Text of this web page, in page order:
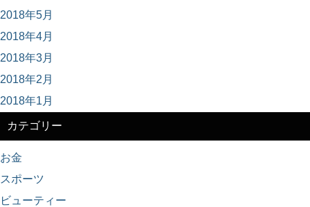
2018年5月
2018年4月
2018年3月
2018年2月
2018年1月
カテゴリー
お金
スポーツ
ビューティー